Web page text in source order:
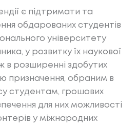
є підтримати та
обдарованих студентів
університету
у розвитку їх наукової
в розширенні здобутих
призначення, обраним в
студентам, грошових
для них можливості
у міжнародних